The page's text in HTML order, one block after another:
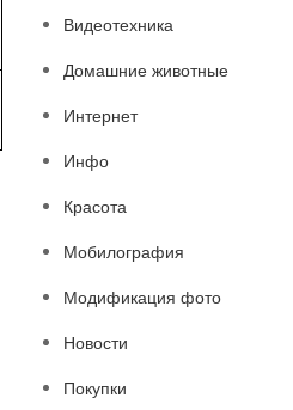
Видеотехника
Домашние животные
Интернет
Инфо
Красота
Мобилография
Модификация фото
Новости
Покупки